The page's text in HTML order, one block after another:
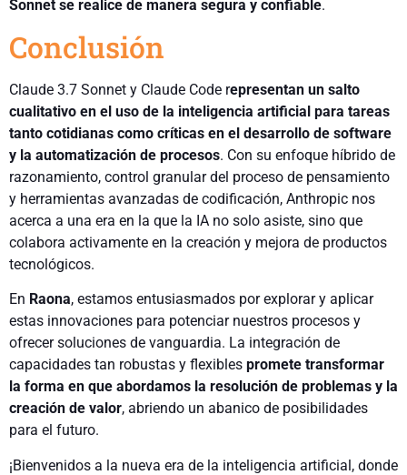
Sonnet se realice de manera segura y confiable.
Conclusión
Claude 3.7 Sonnet y Claude Code representan un salto
cualitativo en el uso de la inteligencia artificial para tareas
tanto cotidianas como críticas en el desarrollo de software
y la automatización de procesos. Con su enfoque híbrido de
razonamiento, control granular del proceso de pensamiento
y herramientas avanzadas de codificación, Anthropic nos
acerca a una era en la que la IA no solo asiste, sino que
colabora activamente en la creación y mejora de productos
tecnológicos.
En Raona, estamos entusiasmados por explorar y aplicar
estas innovaciones para potenciar nuestros procesos y
ofrecer soluciones de vanguardia. La integración de
capacidades tan robustas y flexibles promete transformar
la forma en que abordamos la resolución de problemas y la
creación de valor, abriendo un abanico de posibilidades
para el futuro.
¡Bienvenidos a la nueva era de la inteligencia artificial, donde